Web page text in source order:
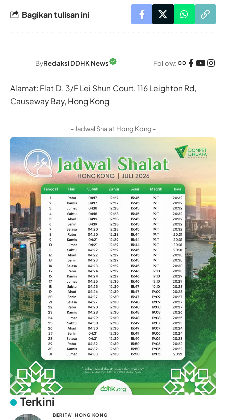
Bagikan tulisan ini
ByRedaksi DDHK News Follow:
Alamat: Flat D, 3/F Lei Shun Court, 116 Leighton Rd,
Causeway Bay, Hong Kong
- Jadwal Shalat Hong Kong -
Terkini
BERITA HONG KONG